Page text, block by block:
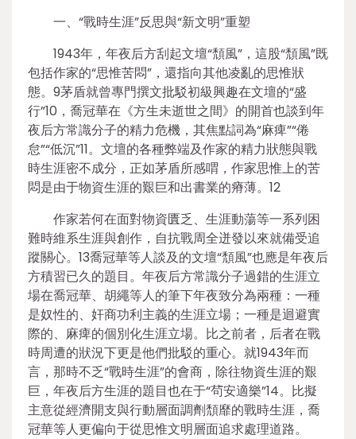
一、“戰時生涯”反思與“新文明”重塑
1943年，年夜后方刮起文壇“頹風”，這股“頹風”既
包括作家的“思惟苦悶”，還指向其他凌亂的思惟狀
態。9茅盾就曾專門撰文批駁初級興趣在文壇的“盛
行”10，喬冠華在《方生未逝世之間》的開首也談到年
夜后方常識分子的精力危機，其焦點詞為“麻痺”“倦
怠”“低沉”11。文壇的各種弊端及作家的精力狀態與戰
時生涯密不成分，正如茅盾所感喟，作家思惟上的苦
悶是由于物資生涯的艱巨和出書業的瘠薄。12
作家若何在面對物資匱乏、生涯動蕩等一系列困
難時維系生涯與創作，自抗戰周全迸發以來就備受追
蹤關心。13喬冠華等人談及的文壇“頹風”也應是年夜后
方積習已久的題目。年夜后方常識分子過錯的生涯立
場在喬冠華、胡繩等人的筆下年夜致分為兩種：一種
是奴性的、奸商功利主義的生涯立場；一種是迴避實
際的、麻痺的個別化生涯立場。比之前者，后者在戰
時周遭的狀況下更是他們批駁的重心。就1943年而
言，那時不乏“戰時生涯”的會商，除往物資生涯的艱
巨，年夜后方生涯的題目也在于“茍安適樂”14。比擬
主意從經濟開支與行動層面調劑頹靡的戰時生涯，喬
冠華等人更偏向于從思惟文明層面追求處理道路。